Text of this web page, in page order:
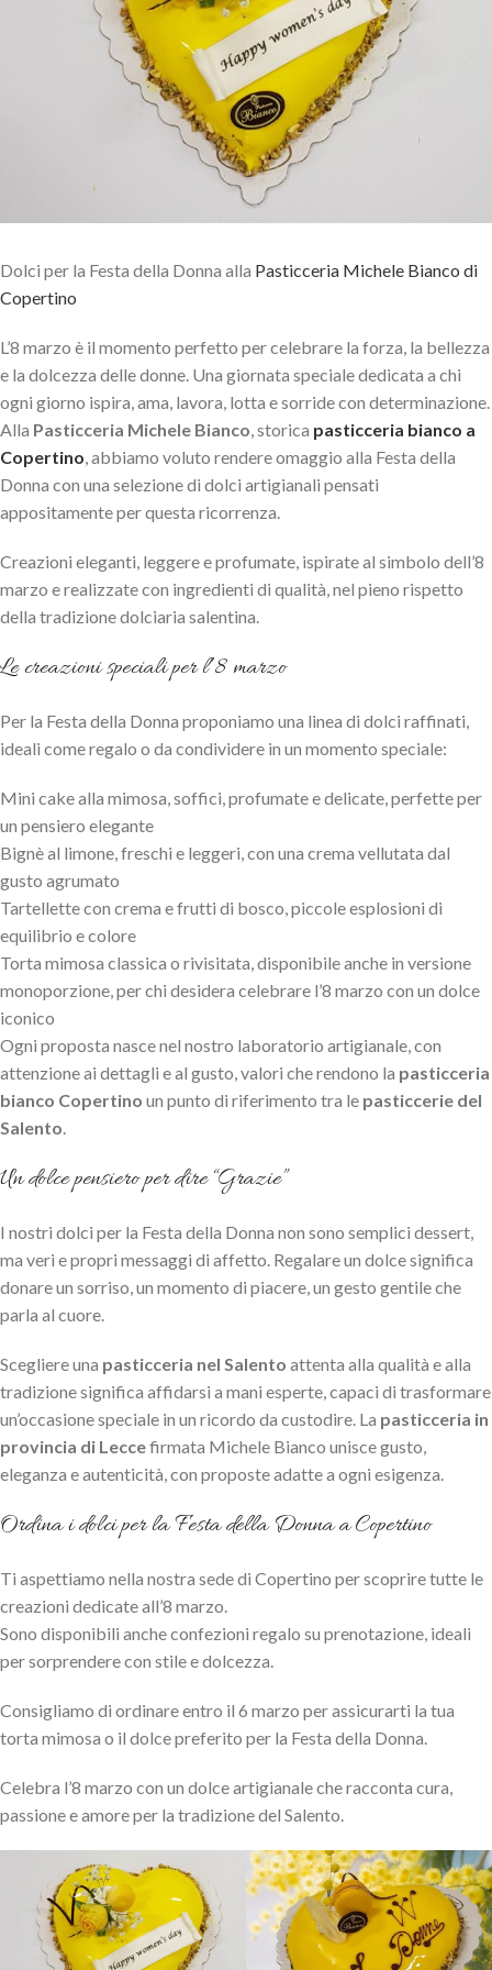
Dolci per la Festa della Donna alla Pasticceria Michele Bianco di
Copertino
L’8 marzo è il momento perfetto per celebrare la forza, la bellezza
e la dolcezza delle donne. Una giornata speciale dedicata a chi
ogni giorno ispira, ama, lavora, lotta e sorride con determinazione.
Alla Pasticceria Michele Bianco, storica pasticceria bianco a
Copertino, abbiamo voluto rendere omaggio alla Festa della
Donna con una selezione di dolci artigianali pensati
appositamente per questa ricorrenza.
Creazioni eleganti, leggere e profumate, ispirate al simbolo dell’8
marzo e realizzate con ingredienti di qualità, nel pieno rispetto
della tradizione dolciaria salentina.
Le creazioni speciali per l’8 marzo
Per la Festa della Donna proponiamo una linea di dolci raffinati,
ideali come regalo o da condividere in un momento speciale:
Mini cake alla mimosa, soffici, profumate e delicate, perfette per
un pensiero elegante
Bignè al limone, freschi e leggeri, con una crema vellutata dal
gusto agrumato
Tartellette con crema e frutti di bosco, piccole esplosioni di
equilibrio e colore
Torta mimosa classica o rivisitata, disponibile anche in versione
monoporzione, per chi desidera celebrare l’8 marzo con un dolce
iconico
Ogni proposta nasce nel nostro laboratorio artigianale, con
attenzione ai dettagli e al gusto, valori che rendono la pasticceria
bianco Copertino un punto di riferimento tra le pasticcerie del
Salento.
Un dolce pensiero per dire “Grazie”
I nostri dolci per la Festa della Donna non sono semplici dessert,
ma veri e propri messaggi di affetto. Regalare un dolce significa
donare un sorriso, un momento di piacere, un gesto gentile che
parla al cuore.
Scegliere una pasticceria nel Salento attenta alla qualità e alla
tradizione significa affidarsi a mani esperte, capaci di trasformare
un’occasione speciale in un ricordo da custodire. La pasticceria in
provincia di Leccefirmata Michele Bianco unisce gusto,
eleganza e autenticità, con proposte adatte a ogni esigenza.
Ordina i dolci per la Festa della Donna a Copertino
Ti aspettiamo nella nostra sede di Copertino per scoprire tutte le
creazioni dedicate all’8 marzo.
Sono disponibili anche confezioni regalo su prenotazione, ideali
per sorprendere con stile e dolcezza.
Consigliamo di ordinare entro il 6 marzo per assicurarti la tua
torta mimosa o il dolce preferito per la Festa della Donna.
Celebra l’8 marzo con un dolce artigianale che racconta cura,
passione e amore per la tradizione del Salento.